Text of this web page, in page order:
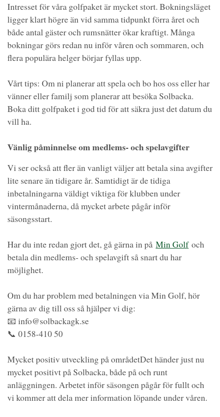
Intresset för våra golfpaket är mycket stort. Bokningsläget
ligger klart högre än vid samma tidpunkt förra året och
både antal gäster och rumsnätter ökar kraftigt. Många
bokningar görs redan nu inför våren och sommaren, och
flera populära helger börjar fyllas upp.
Vårt tips: Om ni planerar att spela och bo hos oss eller har
vänner eller familj som planerar att besöka Solbacka.
Boka ditt golfpaket i god tid för att säkra just det datum du
vill ha.
Vänlig påminnelse om medlems- och spelavgifter
Vi ser också att fler än vanligt väljer att betala sina avgifter
lite senare än tidigare år. Samtidigt är de tidiga
inbetalningarna väldigt viktiga för klubben under
vintermånaderna, då mycket arbete pågår inför
säsongsstart.
Har du inte redan gjort det, gå gärna in på Min Golfoch
betala din medlems- och spelavgift så snart du har
möjlighet.
Om du har problem med betalningen via Min Golf, hör
gärna av dig till oss så hjälper vi dig:
📧 info@solbackagk.se
📞 0158-410 50
Mycket positiv utveckling på områdetDet händer just nu
mycket positivt på Solbacka, både på och runt
anläggningen. Arbetet inför säsongen pågår för fullt och
vi kommer att dela mer information löpande under våren.